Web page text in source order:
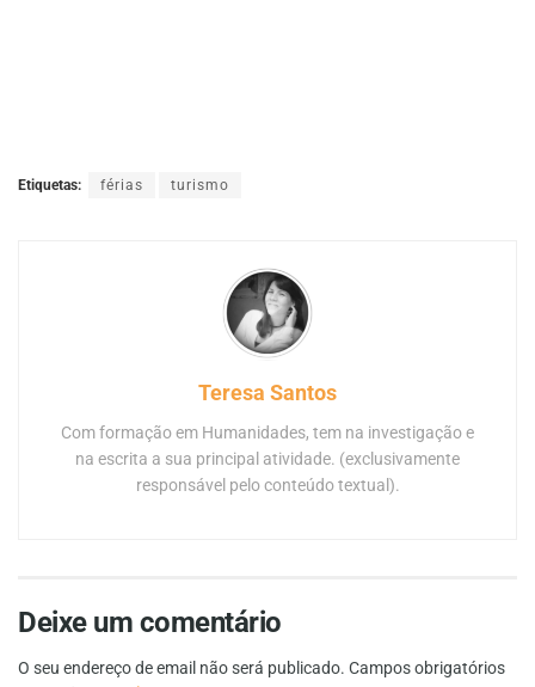
Etiquetas: férias turismo
Teresa Santos
Com formação em Humanidades, tem na investigação e
na escrita a sua principal atividade. (exclusivamente
responsável pelo conteúdo textual).
Deixe um comentário
O seu endereço de email não será publicado. Campos obrigatórios